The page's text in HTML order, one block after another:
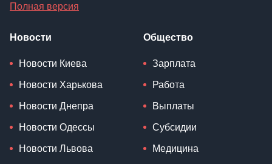
Полная версия
Новости
Новости Киева
Новости Харькова
Новости Днепра
Новости Одессы
Новости Львова
Общество
Зарплата
Работа
Выплаты
Субсидии
Медицина